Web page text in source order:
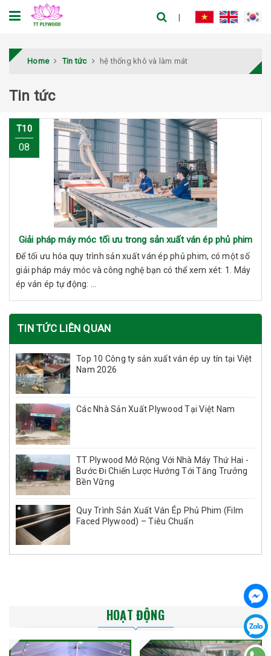
Home Tin tức hệ thống khô và làm mát
Tin tức
T10
08
Giải pháp máy móc tối ưu trong sản xuất ván ép phủ phim
Để tối ưu hóa quy trình sản xuất ván ép phủ phim, có một số
giải pháp máy móc và công nghệ bạn có thể xem xét: 1. Máy
ép ván ép tự động: ...
TIN TỨC LIÊN QUAN
Top 10 Công ty sản xuất ván ép uy tín tại Việt
Nam 2026
Các Nhà Sản Xuất Plywood Tại Việt Nam
TT Plywood Mở Rộng Với Nhà Máy Thứ Hai -
Bước Đi Chiến Lược Hướng Tới Tăng Trưởng
Bền Vững
Quy Trình Sản Xuất Ván Ép Phủ Phim (Film
Faced Plywood) – Tiêu Chuẩn
HOẠT ĐỘNG